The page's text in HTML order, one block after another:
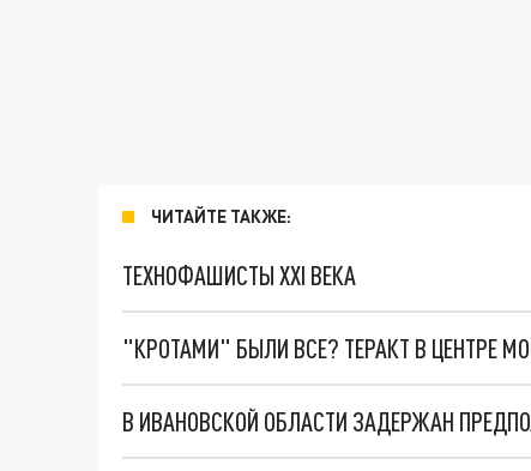
ЧИТАЙТЕ ТАКЖЕ:
ТЕХНОФАШИСТЫ XXI ВЕКА
"КРОТАМИ" БЫЛИ ВСЕ? ТЕРАКТ В ЦЕНТРЕ